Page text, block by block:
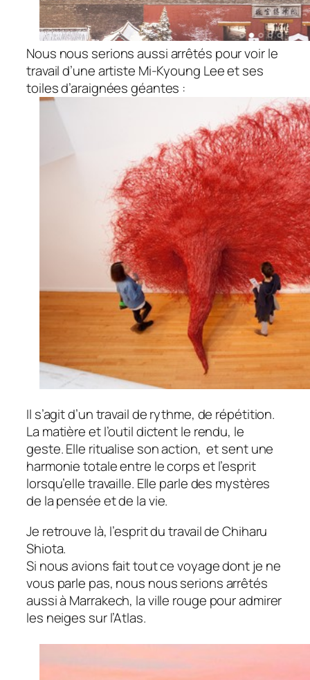
Nous nous serions aussi arrêtés pour voir le
travail d’une artiste Mi-Kyoung Lee et ses
toiles d’araignées géantes :
Il s’agit d’un travail de rythme, de répétition.
La matière et l’outil dictent le rendu, le
geste. Elle ritualise son action, et sent une
harmonie totale entre le corps et l’esprit
lorsqu’elle travaille. Elle parle des mystères
de la pensée et de la vie.
Je retrouve là, l’esprit du travail de Chiharu
Shiota.
Si nous avions fait tout ce voyage dont je ne
vous parle pas, nous nous serions arrêtés
aussi à Marrakech, la ville rouge pour admirer
les neiges sur l’Atlas.